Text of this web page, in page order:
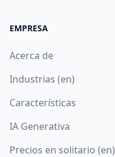
EMPRESA
Acerca de
Industrias (en)
Características
IA Generativa
Precios en solitario (en)